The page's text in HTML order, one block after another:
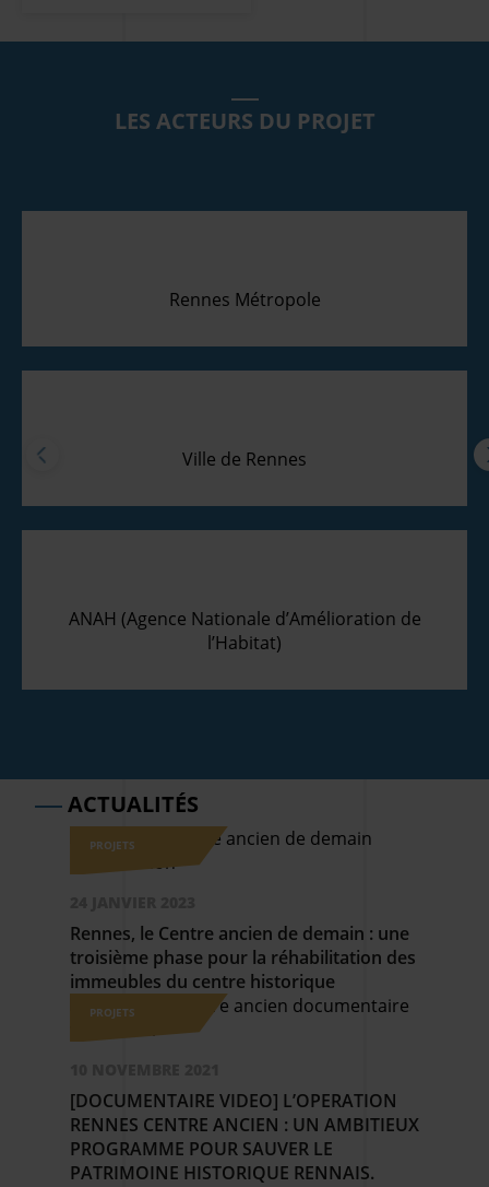
LES ACTEURS DU PROJET
Rennes Métropole
Ville de Rennes
ANAH (Agence Nationale d’Amélioration de
l’Habitat)
ACTUALITÉS
PROJETS
Rennes, le Centre ancien de demain : une
troisième phase pour la réhabilitation des
immeubles du centre historique
PROJETS
[DOCUMENTAIRE VIDEO] L’OPERATION
RENNES CENTRE ANCIEN : UN AMBITIEUX
PROGRAMME POUR SAUVER LE
PATRIMOINE HISTORIQUE RENNAIS.